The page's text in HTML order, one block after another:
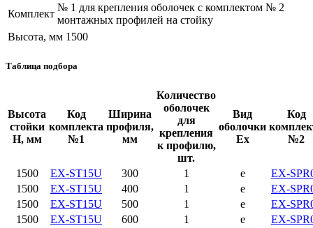
Комплект
№ 1 для крепления оболочек с комплектом № 2
монтажных профилей на стойку
Высота, мм 1500
Таблица подбора
Высота
стойки
H, мм
Код
комплекта
№1
Ширина
профиля,
мм
Количество
оболочек
для
крепления
к профилю,
шт.
Вид
оболочки
Ex
Код
№2
1500 EX-ST15U 300 1 e
EX-
1500
EX-ST15U 400 1 e
EX-
1500
EX-ST15U 500 1 e
EX-
1500
EX-ST15U 600 1 e
EX-